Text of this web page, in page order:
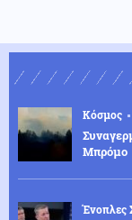
Κόσμος
Μπρόμο
Ένοπλες